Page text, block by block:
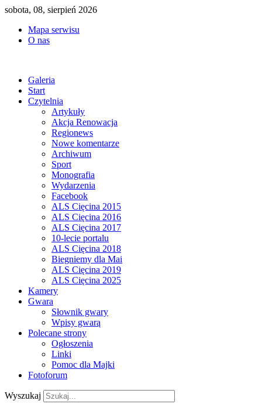
sobota, 08, sierpień 2026
Mapa serwisu
O nas
Galeria
Start
Czytelnia
Artykuły
Akcja Renowacja
Regionews
Nowe komentarze
Archiwum
Sport
Monografia
Wydarzenia
Facebook
ALS Cięcina 2015
ALS Cięcina 2016
ALS Cięcina 2017
10-lecie portalu
ALS Cięcina 2018
Biegniemy dla Mai
ALS Cięcina 2019
ALS Cięcina 2025
Kamery
Gwara
Słownik gwary
Wpisy gwarą
Polecane strony
Ogłoszenia
Linki
Pomoc dla Majki
Fotoforum
Wyszukaj